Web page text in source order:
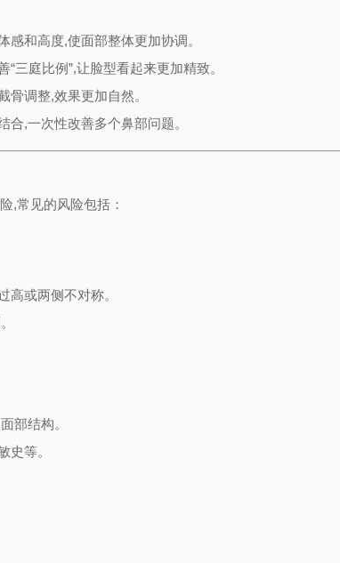
感和高度,使面部整体更加协调。
三庭比例”,让脸型看起来更加精致。
骨调整,效果更加自然。
,一次性改善多个鼻部问题。
,常见的风险包括：
高或两侧不对称。
部结构。
史等。